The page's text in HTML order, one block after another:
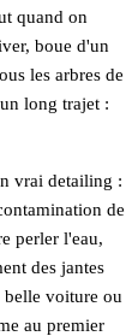
quand on
boue d'un
les arbres de
long trajet :
vrai detailing :
de
perler l'eau,
des jantes
belle voiture ou
au premier